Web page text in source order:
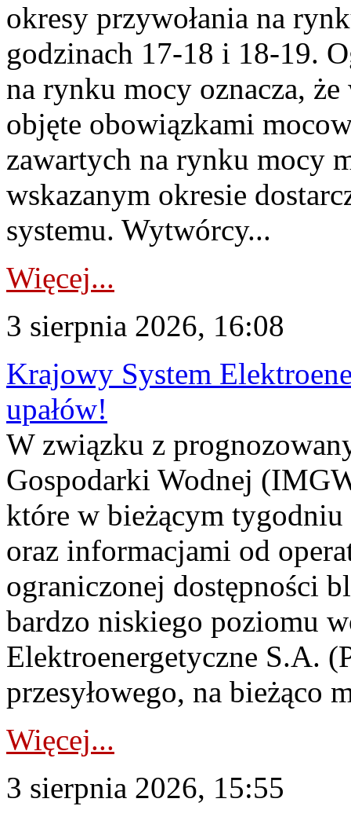
okresy przywołania na
godzinach 17-18 i 18-19.
na rynku mocy oznacza,
objęte obowiązkami
zawartych na rynku mocy
wskazanym okresie
systemu. Wytwórcy...
Więcej...
3 sierpnia 2026, 16:08
Krajowy System
upałów!
W związku z
Gospodarki Wodnej
które w bieżącym tygodniu
oraz informacjami od
ograniczonej dostępności
bardzo niskiego poziomu
Elektroenergetyczne S.A.
przesyłowego, na bieżąco
Więcej...
3 sierpnia 2026, 15:55